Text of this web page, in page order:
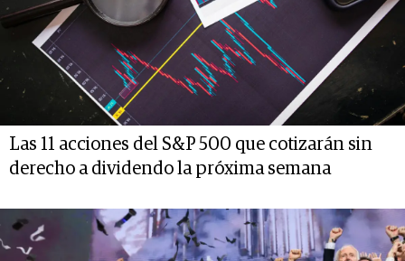
Las 11 acciones del S&P 500 que cotizarán sin
derecho a dividendo la próxima semana